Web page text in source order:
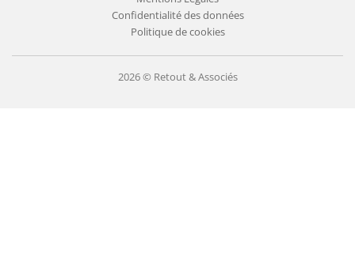
Confidentialité des données
Politique de cookies
2026 © Retout & Associés